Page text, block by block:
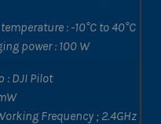
: -10°C to 40°C
power : 100 W
: DJI Pilot
Frequency ; 2.4GHz